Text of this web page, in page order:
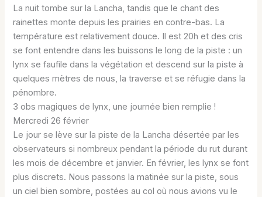
La nuit tombe sur la Lancha, tandis que le chant des
rainettes monte depuis les prairies en contre-bas. La
température est relativement douce. Il est 20h et des cris
se font entendre dans les buissons le long de la piste : un
lynx se faufile dans la végétation et descend sur la piste à
quelques mètres de nous, la traverse et se réfugie dans la
pénombre.
3 obs magiques de lynx, une journée bien remplie !
Mercredi 26 février
Le jour se lève sur la piste de la Lancha désertée par les
observateurs si nombreux pendant la période du rut durant
les mois de décembre et janvier. En février, les lynx se font
plus discrets. Nous passons la matinée sur la piste, sous
un ciel bien sombre, postées au col où nous avions vu le